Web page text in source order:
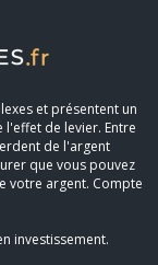
et présentent un
de levier. Entre
de l'argent
que vous pouvez
votre argent. Compte
investissement.